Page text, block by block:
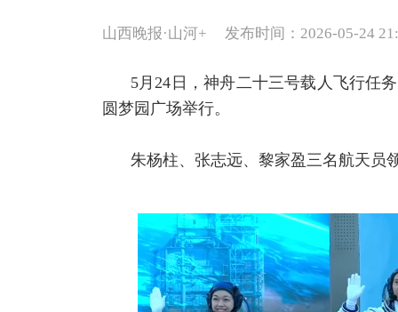
山西晚报·山河+ 发布时间：2026-05-24
5月24日，神舟二十三号载人飞行任
圆梦园广场举行。
朱杨柱、张志远、黎家盈三名航天员